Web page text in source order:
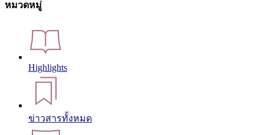
หมวดหมู่
Highlights
ข่าวสารทั้งหมด